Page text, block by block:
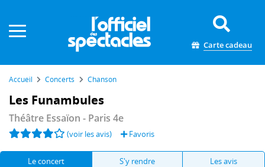
Carte cadeau
Accueil Concerts Chanson
Les Funambules
Théâtre Essaïon - Paris 4e
(voir les avis) Favoris
Le concert S'y rendre Les avis